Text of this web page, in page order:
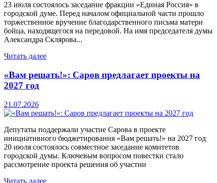
23 июля состоялось заседание фракции «Единая Россия» в
городской думе. Перед началом официальной части прошло
торжественное вручение благодарственного письма матери
бойца, находящегося на передовой. На имя председателя думы
Александра Склярова...
Читать далее
«Вам решать!»: Саров предлагает проекты на
2027 год
21.07.2026
Депутаты поддержали участие Сарова в проекте
инициативного бюджетирования «Вам решать!» на 2027 год
20 июля состоялось совместное заседание комитетов
городской думы. Ключевым вопросом повестки стало
рассмотрение проекта решения об участии
Читать далее